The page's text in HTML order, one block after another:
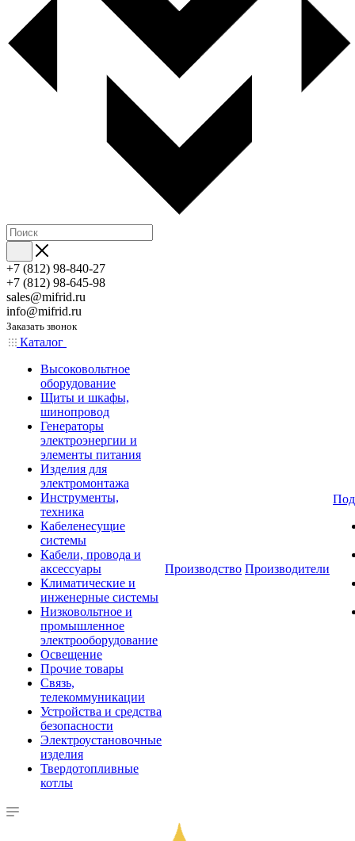
+7 (812) 98-840-27
+7 (812) 98-645-98
sales@mifrid.ru
info@mifrid.ru
Заказать звонок
Каталог
Высоковольтное
оборудование
Щиты и шкафы,
шинопровод
Генераторы
электроэнергии и
элементы питания
Изделия для
электромонтажа
Инструменты,
техника
Кабеленесущие
системы
Кабели, провода и
аксессуары
Климатические и
инженерные системы
Низковольтное и
промышленное
электрооборудование
Освещение
Прочие товары
Связь,
телекоммуникации
Устройства и средства
безопасности
Электроустановочные
изделия
Твердотопливные
котлы
Производство Производители